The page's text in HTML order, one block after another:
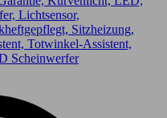
Lichtsensor,
Sitzheizung,
Totwinkel-Assistent,
Scheinwerfer